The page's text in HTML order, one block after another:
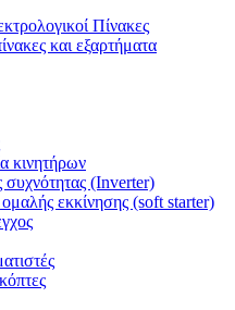
Πίνακες
και εξαρτήματα
κινητήρων
συχνότητας (Inverter)
εκκίνησης (soft starter)